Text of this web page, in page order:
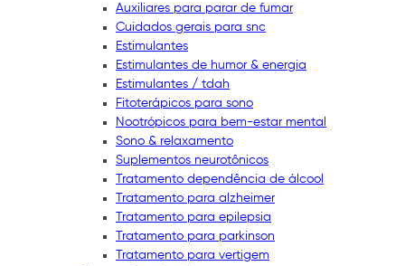
Auxiliares para parar de fumar
Cuidados gerais para snc
Estimulantes
Estimulantes de humor & energia
Estimulantes / tdah
Fitoterápicos para sono
Nootrópicos para bem-estar mental
Sono & relaxamento
Suplementos neurotônicos
Tratamento dependência de álcool
Tratamento para alzheimer
Tratamento para epilepsia
Tratamento para parkinson
Tratamento para vertigem